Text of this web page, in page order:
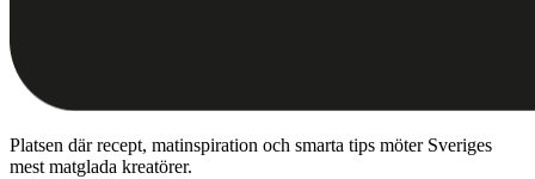
Platsen där recept, matinspiration och smarta tips möter Sveriges
mest matglada kreatörer.